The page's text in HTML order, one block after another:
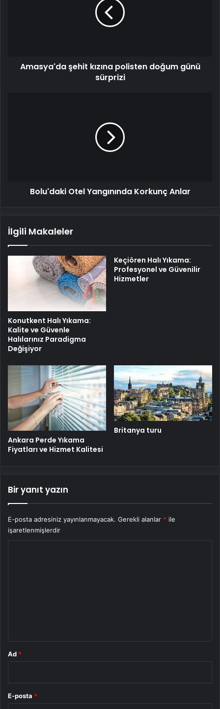
Amasya'da şehit kızına polisten doğum günü
sürprizi
Bolu'daki Otel Yangınında Korkunç Anlar
İlgili Makaleler
Konutkent Halı Yıkama:
Kalite ve Güvenle
Halılarınız Paradigma
Değişiyor
Keçiören Halı Yıkama:
Profesyonel ve Güvenilir
Hizmetler
Ankara Perde Yıkama
Fiyatları ve Hizmet Kalitesi
Britanya turu
Bir yanıt yazın
E-posta adresiniz yayınlanmayacak. Gerekli alanlar * ile
işaretlenmişlerdir
Ad *
E-posta *